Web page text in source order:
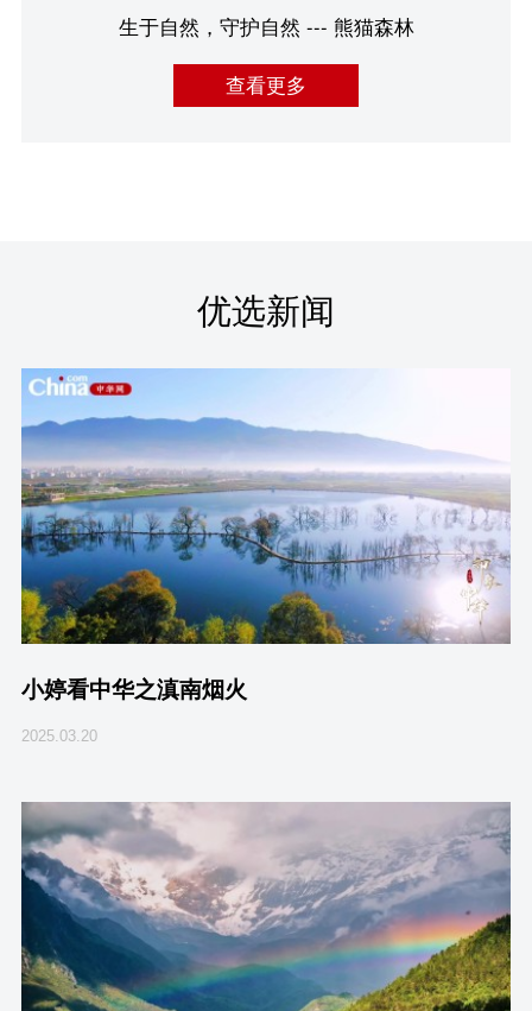
生于自然，守护自然 --- 熊猫森林
查看更多
优选新闻
小婷看中华之滇南烟火
2025.03.20